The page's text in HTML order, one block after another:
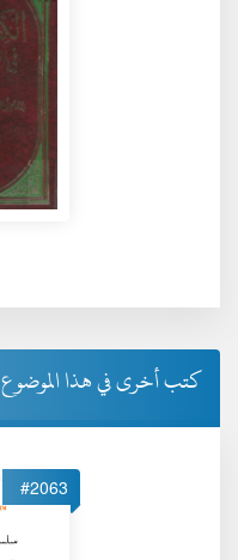
كتب أخرى في هذا الموضوع
#2063